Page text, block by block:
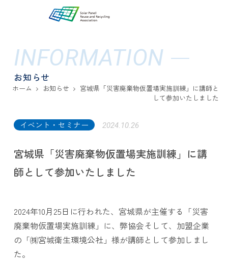
INFORMATION
お知らせ
ホーム お知らせ
宮城県「災害廃棄物仮置場実施訓練」に講師と
して参加いたしました
イベント・セミナー 2024.10.26
宮城県「災害廃棄物仮置場実施訓練」に講
師として参加いたしました
2024年10月25日に行われた、宮城県が主催する「災害
廃棄物仮置場実施訓練」に、弊協会そして、加盟企業
の「㈱宮城衛生環境公社」様が講師として参加しまし
た。